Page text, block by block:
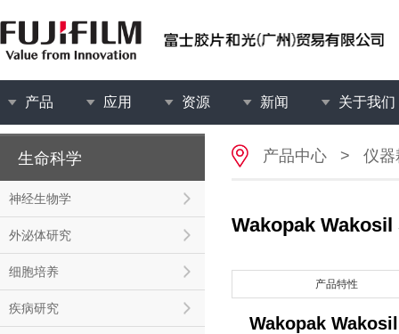
产品 应用 资源 新闻 关于我们
生命科学
神经生物学
外泌体研究
细胞培养
疾病研究
产品中心 > 仪器
Wakopak Wakosil
产品特性
Wakopak